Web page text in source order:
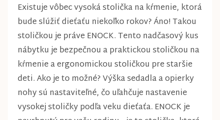
Existuje vôbec vysoká stolička na kŕmenie, ktorá
bude slúžiť dieťaťu niekoľko rokov? Áno! Takou
stoličkou je práve ENOCK. Tento nadčasový kus
nábytku je bezpečnou a praktickou stoličkou na
kŕmenie a ergonomickou stoličkou pre staršie
deti. Ako je to možné? Výška sedadla a opierky
nohy sú nastaviteľné, čo uľahčuje nastavenie
vysokej stoličky podľa veku dieťaťa. ENOCK je